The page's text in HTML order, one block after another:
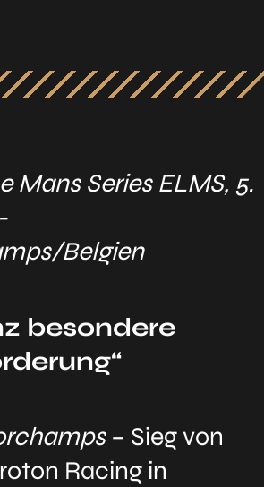
Mans Series ELMS, 5.
Belgien
besondere
– Sieg von
Racing in